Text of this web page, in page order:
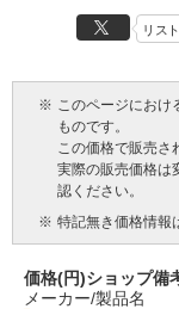
リスト
※ このページにおけ
ものです。
この価格で販売さ
実際の販売価格は
認ください。
※ 特記無き価格情報
価格(円)ショップ備
メーカー/製品名